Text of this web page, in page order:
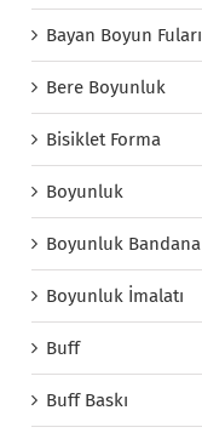
Bayan Boyun Fuları
Bere Boyunluk
Bisiklet Forma
Boyunluk
Boyunluk Bandana
Boyunluk İmalatı
Buff
Buff Baskı